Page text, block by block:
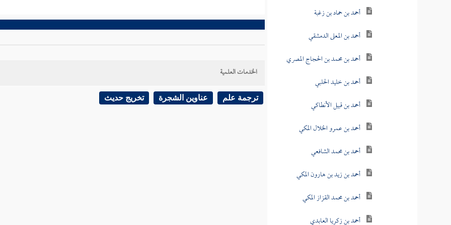
أحمد بن حماد بن زغبة
أحمد بن المعلى الدمشقي
أحمد بن محمد بن الحجاج المصري
أحمد بن خليد الحلبي
أحمد بن قبيل الأنطاكي
أحمد بن عمرو الخلال المكي
أحمد بن محمد الشافعي
أحمد بن زيد بن هارون المكي
أحمد بن محمد القزاز المكي
أحمد بن زكريا العابدي
الخدمات العلمية
ترجمة علم عناوين الشجرة تخريج حديث